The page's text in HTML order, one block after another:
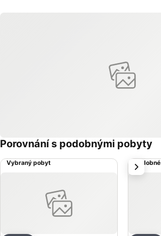
Porovnání s podobnými pobyty
Vybraný pobyt další